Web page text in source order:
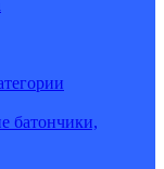
батончики,